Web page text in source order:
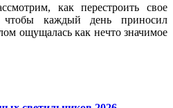
как перестроить свое
каждый день приносил
ощущалась как нечто значимое